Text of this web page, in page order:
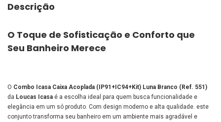
Descrição
O Toque de Sofisticação e Conforto que
Seu Banheiro Merece
O Combo Icasa Caixa Acoplada (IP91+IC94+Kit) Luna Branco (Ref. 551)
da Loucas Icasa é a escolha ideal para quem busca funcionalidade e
elegância em um só produto. Com design moderno e alta qualidade. este
conjunto transforma seu banheiro em um ambiente mais agradável e